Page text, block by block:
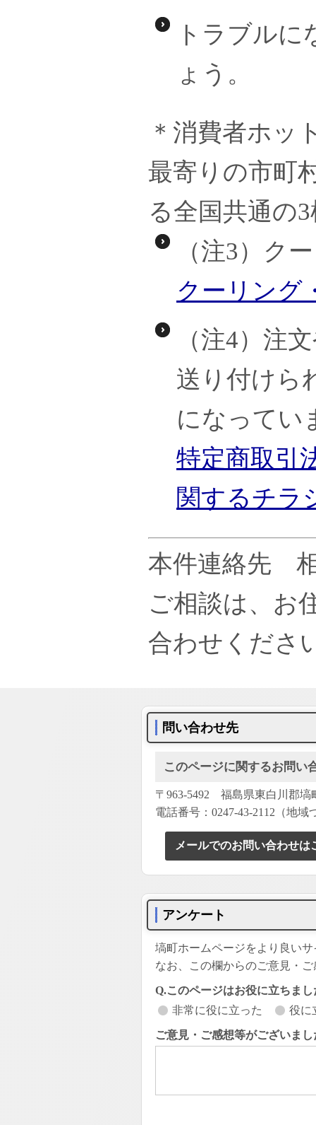
トラブル
ょう。
＊消費者ホッ
最寄りの市町
る全国共通の
（注3）ク
クーリング
（注4）注
送り付けら
になってい
特定商取引
関するチラ
本件連絡先
ご相談は、お
合わせくださ
問い合わせ先
このページに関するお問い
〒963-5492 福島県東白川郡塙
電話番号：0247-43-2112（地
メールでのお問い合わせは
アンケート
塙町ホームページをより良い
なお、この欄からのご意見・
Q.このページはお役に立ちまし
非常に役に立った
役に
ご意見・ご感想等がございま